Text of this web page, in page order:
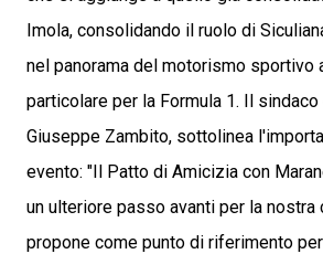
Imola, consolidando il ruolo di
nel panorama del motorismo sportivo
particolare per la Formula 1. Il sindaco
Giuseppe Zambito, sottolinea
evento: "Il Patto di Amicizia con
un ulteriore passo avanti per la nostra
propone come punto di riferimento